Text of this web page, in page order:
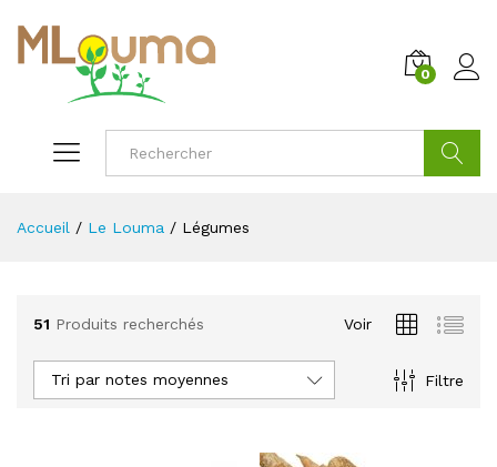
0
Accueil / Le Louma / Légumes
51 Produits recherchés Voir
Filtre
Tri par notes moyennes